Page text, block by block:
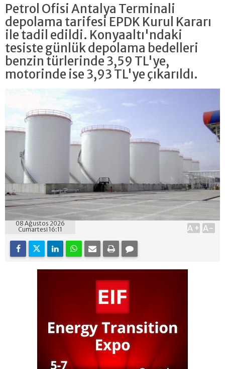
Petrol Ofisi Antalya Terminali
depolama tarifesi EPDK Kurul Kararı
ile tadil edildi. Konyaaltı'ndaki
tesiste günlük depolama bedelleri
benzin türlerinde 3,59 TL'ye,
motorinde ise 3,93 TL'ye çıkarıldı.
08 Ağustos 2026
Cumartesi 16:11
A+ A-